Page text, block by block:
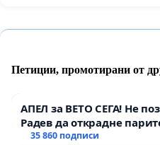
Петиции, промотирани от
АПЕЛ за ВЕТО СЕГА! Не
Радев да открадне
тъмното
35 860 подписи